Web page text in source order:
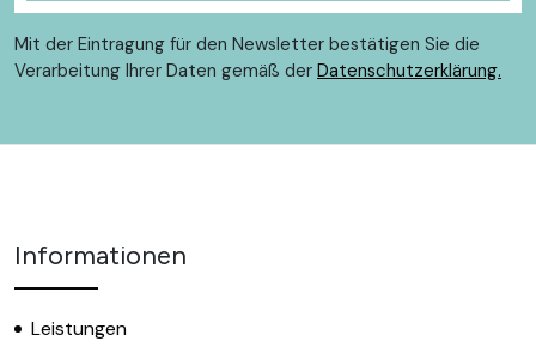
Mit der Eintragung für den Newsletter bestätigen Sie die
Verarbeitung Ihrer Daten gemäß der Datenschutzerklärung.
Informationen
Leistungen